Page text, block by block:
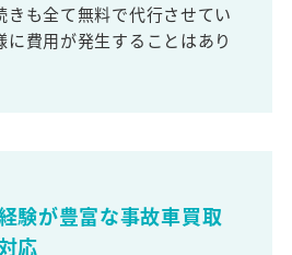
きも全て無料で代行させてい
に費用が発生することはあり
験が豊富な事故車買取
応